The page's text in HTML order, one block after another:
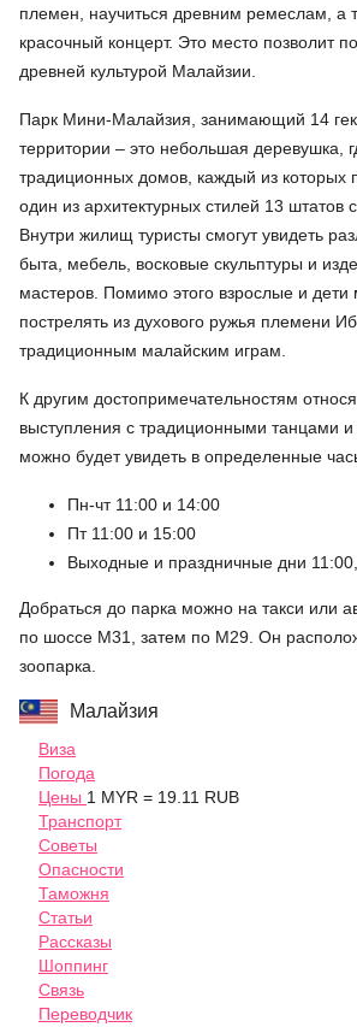
племен, научиться древним ремеслам, а
красочный концерт. Это место позволит
древней культурой Малайзии.
Парк Мини-Малайзия, занимающий 14
территории – это небольшая деревушка,
традиционных домов, каждый из которых
один из архитектурных стилей 13 штатов
Внутри жилищ туристы смогут увидеть
быта, мебель, восковые скульптуры и
мастеров. Помимо этого взрослые и дети
пострелять из духового ружья племени
традиционным малайским играм.
К другим достопримечательностям
выступления с традиционными танцами
можно будет увидеть в определенные
Пн-чт 11:00 и 14:00
Пт 11:00 и 15:00
Выходные и праздничные дни
Добраться до парка можно на такси или
по шоссе М31, затем по М29. Он
зоопарка.
Малайзия
Виза
Погода
Цены 1 MYR = 19.11 RUB
Транспорт
Советы
Опасности
Таможня
Статьи
Рассказы
Шоппинг
Связь
Переводчик